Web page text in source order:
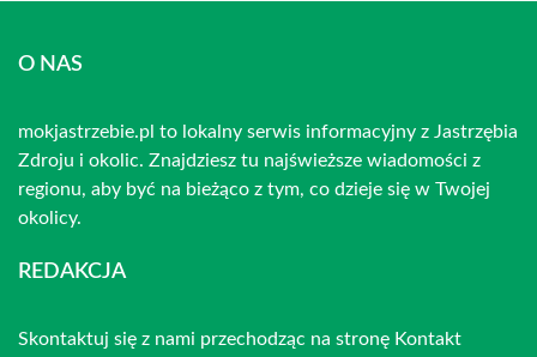
O NAS
mokjastrzebie.pl to lokalny serwis informacyjny z Jastrzębia
Zdroju i okolic. Znajdziesz tu najświeższe wiadomości z
regionu, aby być na bieżąco z tym, co dzieje się w Twojej
okolicy.
REDAKCJA
Skontaktuj się z nami przechodząc na stronę Kontakt